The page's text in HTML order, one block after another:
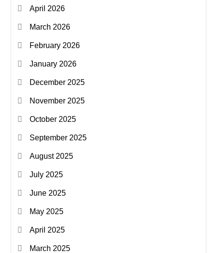
April 2026
March 2026
February 2026
January 2026
December 2025
November 2025
October 2025
September 2025
August 2025
July 2025
June 2025
May 2025
April 2025
March 2025